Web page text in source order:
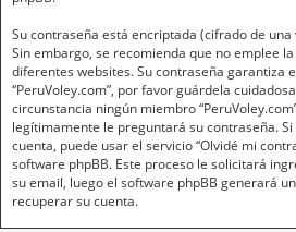
Su contraseña está encriptada (cifrado de
Sin embargo, se recomienda que no emplee
diferentes websites. Su contraseña garantiza
“PeruVoley.com”, por favor guárdela
circunstancia ningún miembro
legítimamente le preguntará su contraseña.
cuenta, puede usar el servicio “Olvidé mi
software phpBB. Este proceso le solicitará
su email, luego el software phpBB generará
recuperar su cuenta.